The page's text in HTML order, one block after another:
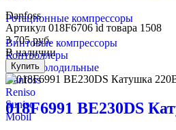
Ротационные компрессоры
Винтовые компрессоры
Контроллеры
Масла холодильные
Danfoss
Reniso
Suniso
Mobil
Danfoss
Артикул 018F6706id товара 1508
3 705руб.
В наличии
Купить
018F6991 BE230DS